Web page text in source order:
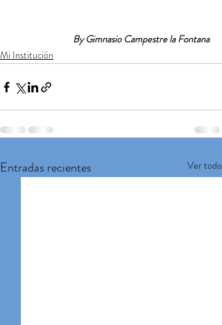
By Gimnasio Campestre la Fontana
Mi Institución
Entradas recientes Ver todo